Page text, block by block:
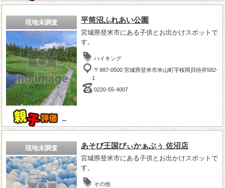
現地未調査
－
平筒沼ふれあい公園
宮城県登米市にある子供とお出かけスポットで
す。
ハイキング
〒987-0500 宮城県登米市米山町字桜岡貝待井582-
1
0220-55-4007
現地未調査 あそび王国ぴぃかぁぶぅ 佐沼店
宮城県登米市にある子供とお出かけスポットで
す。
その他